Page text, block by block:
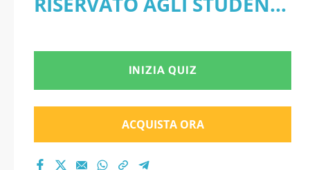
STUDENTI ISCRITTI
ALMENO AL TERZO
ANNO DEL
POLITECNICO DI
MILANO - POLO DI
TERZO ANNO DEL
POLITECNICO DI MILANO -
POLO DI PIACENZA - PER
L’ASSUNZIONE CON
INIZIA QUIZ
ACQUISTA ORA